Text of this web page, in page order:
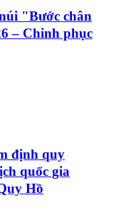
"Bước chân
– Chinh phục
định quy
quốc gia
Hồ